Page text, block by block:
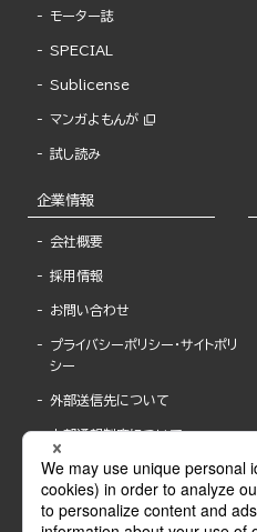
モーター誌
SPECIAL
Sublicense
マンガよもんが
試し読み
企業情報
会社概要
採用情報
お問い合わせ
プライバシーポリシー・サイトポリ
シー
外部送信先について
内部通報制度について